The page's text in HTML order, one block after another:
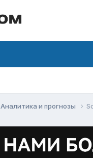
Аналитика и прогнозы